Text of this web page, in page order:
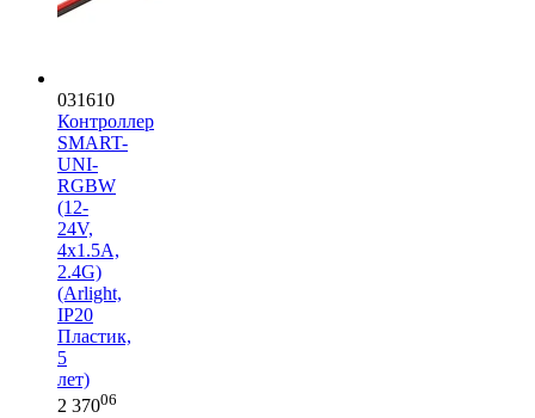
031610
Контроллер
SMART-
UNI-
RGBW
(12-
24V,
4x1.5A,
2.4G)
(Arlight,
IP20
Пластик,
5
лет)
2 37006